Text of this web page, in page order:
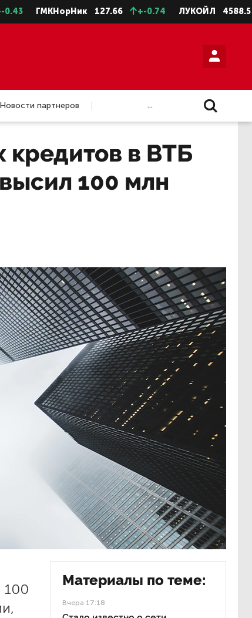
127.66 +-0.74 ЛУКОЙЛ 4588.5 +-
Новости партнеров
...
в ВТБ
100 млн
100
Материалы по теме:
Вчера 17:18